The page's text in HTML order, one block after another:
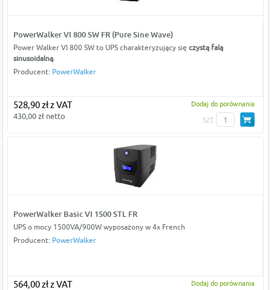
PowerWalker VI 800 SW FR (Pure Sine Wave)
Power Walker VI 800 SW to UPS charakteryzujący się czystą falą
sinusoidalną.
Producent: PowerWalker
528,90 zł z VAT
430,00 zł netto
Dodaj do porównania
szt
PowerWalker Basic VI 1500 STL FR
UPS o mocy 1500VA/900W wyposażony w 4x French
Producent: PowerWalker
564,00 zł z VAT Dodaj do porównania